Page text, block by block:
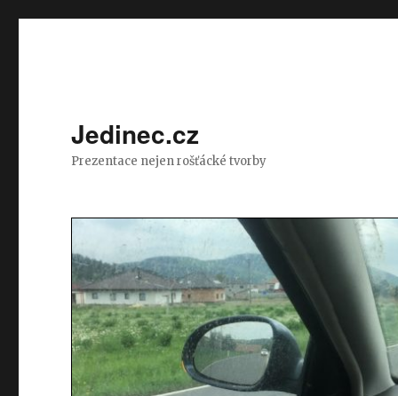
Jedinec.cz
Prezentace nejen rošťácké tvorby